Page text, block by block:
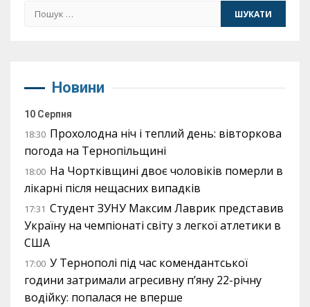
Пошук:
Новини
10 Серпня
18:30 Прохолодна ніч і теплий день: вівторкова
погода на Тернопільщині
18:00 На Чортківщині двоє чоловіків померли в
лікарні після нещасних випадків
17:31 Студент ЗУНУ Максим Лаврик представив
Україну на чемпіонаті світу з легкої атлетики в
США
17:00 У Тернополі під час комендантської
години затримали агресивну п’яну 22-річну
водійку: попалася не вперше